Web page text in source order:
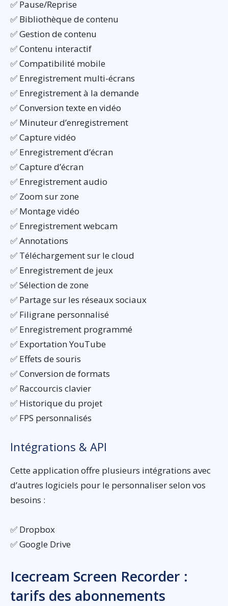
✅ Pause/Reprise
✅ Bibliothèque de contenu
✅ Gestion de contenu
✅ Contenu interactif
✅ Compatibilité mobile
✅ Enregistrement multi-écrans
✅ Enregistrement à la demande
✅ Conversion texte en vidéo
✅ Minuteur d’enregistrement
✅ Capture vidéo
✅ Enregistrement d’écran
✅ Capture d’écran
✅ Enregistrement audio
✅ Zoom sur zone
✅ Montage vidéo
✅ Enregistrement webcam
✅ Annotations
✅ Téléchargement sur le cloud
✅ Enregistrement de jeux
✅ Sélection de zone
✅ Partage sur les réseaux sociaux
✅ Filigrane personnalisé
✅ Enregistrement programmé
✅ Exportation YouTube
✅ Effets de souris
✅ Conversion de formats
✅ Raccourcis clavier
✅ Historique du projet
✅ FPS personnalisés
Intégrations & API
Cette application offre plusieurs intégrations avec
d’autres logiciels pour le personnaliser selon vos
besoins :
✅ Dropbox
✅ Google Drive
Icecream Screen Recorder :
tarifs des abonnements